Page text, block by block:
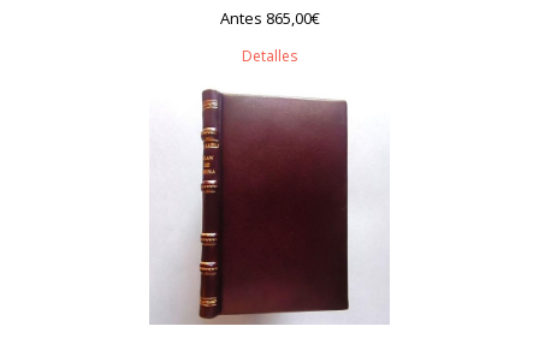
Antes 865,00€
Detalles